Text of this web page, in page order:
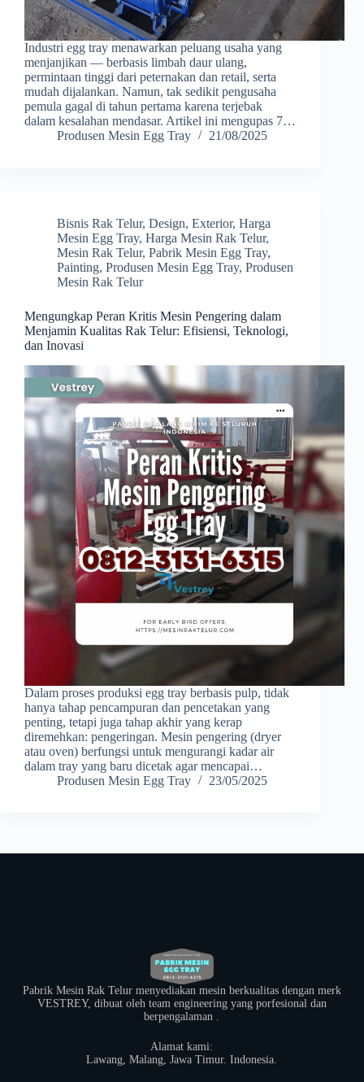
Industri egg tray menawarkan peluang usaha yang
menjanjikan — berbasis limbah daur ulang,
permintaan tinggi dari peternakan dan retail, serta
mudah dijalankan. Namun, tak sedikit pengusaha
pemula gagal di tahun pertama karena terjebak
dalam kesalahan mendasar. Artikel ini mengupas 7…
Produsen Mesin Egg Tray
21/08/2025
Bisnis Rak Telur, Design, Exterior, Harga
Mesin Egg Tray, Harga Mesin Rak Telur,
Mesin Rak Telur, Pabrik Mesin Egg Tray,
Painting, Produsen Mesin Egg Tray, Produsen
Mesin Rak Telur
Mengungkap Peran Kritis Mesin Pengering dalam
Menjamin Kualitas Rak Telur: Efisiensi, Teknologi,
dan Inovasi
Dalam proses produksi egg tray berbasis pulp, tidak
hanya tahap pencampuran dan pencetakan yang
penting, tetapi juga tahap akhir yang kerap
diremehkan: pengeringan. Mesin pengering (dryer
atau oven) berfungsi untuk mengurangi kadar air
dalam tray yang baru dicetak agar mencapai…
Produsen Mesin Egg Tray
23/05/2025
Pabrik Mesin Rak Telur menyediakan mesin berkualitas dengan merk
VESTREY, dibuat oleh team engineering yang porfesional dan
berpengalaman .
Alamat kami:
​Lawang, Malang, Jawa Timur. Indonesia.